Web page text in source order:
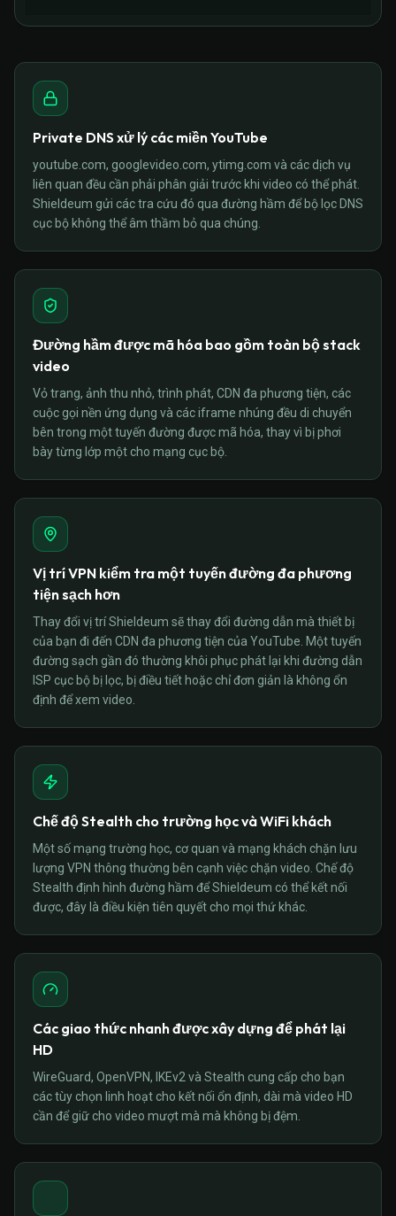
Private DNS xử lý các miền YouTube
youtube.com, googlevideo.com, ytimg.com và các dịch vụ
liên quan đều cần phải phân giải trước khi video có thể phát.
Shieldeum gửi các tra cứu đó qua đường hầm để bộ lọc DNS
cục bộ không thể âm thầm bỏ qua chúng.
Đường hầm được mã hóa bao gồm toàn bộ stack
video
Vỏ trang, ảnh thu nhỏ, trình phát, CDN đa phương tiện, các
cuộc gọi nền ứng dụng và các iframe nhúng đều di chuyển
bên trong một tuyến đường được mã hóa, thay vì bị phơi
bày từng lớp một cho mạng cục bộ.
Vị trí VPN kiểm tra một tuyến đường đa phương
tiện sạch hơn
Thay đổi vị trí Shieldeum sẽ thay đổi đường dẫn mà thiết bị
của bạn đi đến CDN đa phương tiện của YouTube. Một tuyến
đường sạch gần đó thường khôi phục phát lại khi đường dẫn
ISP cục bộ bị lọc, bị điều tiết hoặc chỉ đơn giản là không ổn
định để xem video.
Chế độ Stealth cho trường học và WiFi khách
Một số mạng trường học, cơ quan và mạng khách chặn lưu
lượng VPN thông thường bên cạnh việc chặn video. Chế độ
Stealth định hình đường hầm để Shieldeum có thể kết nối
được, đây là điều kiện tiên quyết cho mọi thứ khác.
Các giao thức nhanh được xây dựng để phát lại
HD
WireGuard, OpenVPN, IKEv2 và Stealth cung cấp cho bạn
các tùy chọn linh hoạt cho kết nối ổn định, dài mà video HD
cần để giữ cho video mượt mà mà không bị đệm.